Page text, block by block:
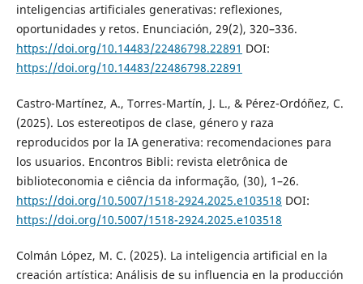
inteligencias artificiales generativas: reflexiones,
oportunidades y retos. Enunciación, 29(2), 320–336.
https://doi.org/10.14483/22486798.22891 DOI:
https://doi.org/10.14483/22486798.22891
Castro-Martínez, A., Torres-Martín, J. L., & Pérez-Ordóñez, C.
(2025). Los estereotipos de clase, género y raza
reproducidos por la IA generativa: recomendaciones para
los usuarios. Encontros Bibli: revista eletrônica de
biblioteconomia e ciência da informação, (30), 1–26.
https://doi.org/10.5007/1518-2924.2025.e103518 DOI:
https://doi.org/10.5007/1518-2924.2025.e103518
Colmán López, M. C. (2025). La inteligencia artificial en la
creación artística: Análisis de su influencia en la producción